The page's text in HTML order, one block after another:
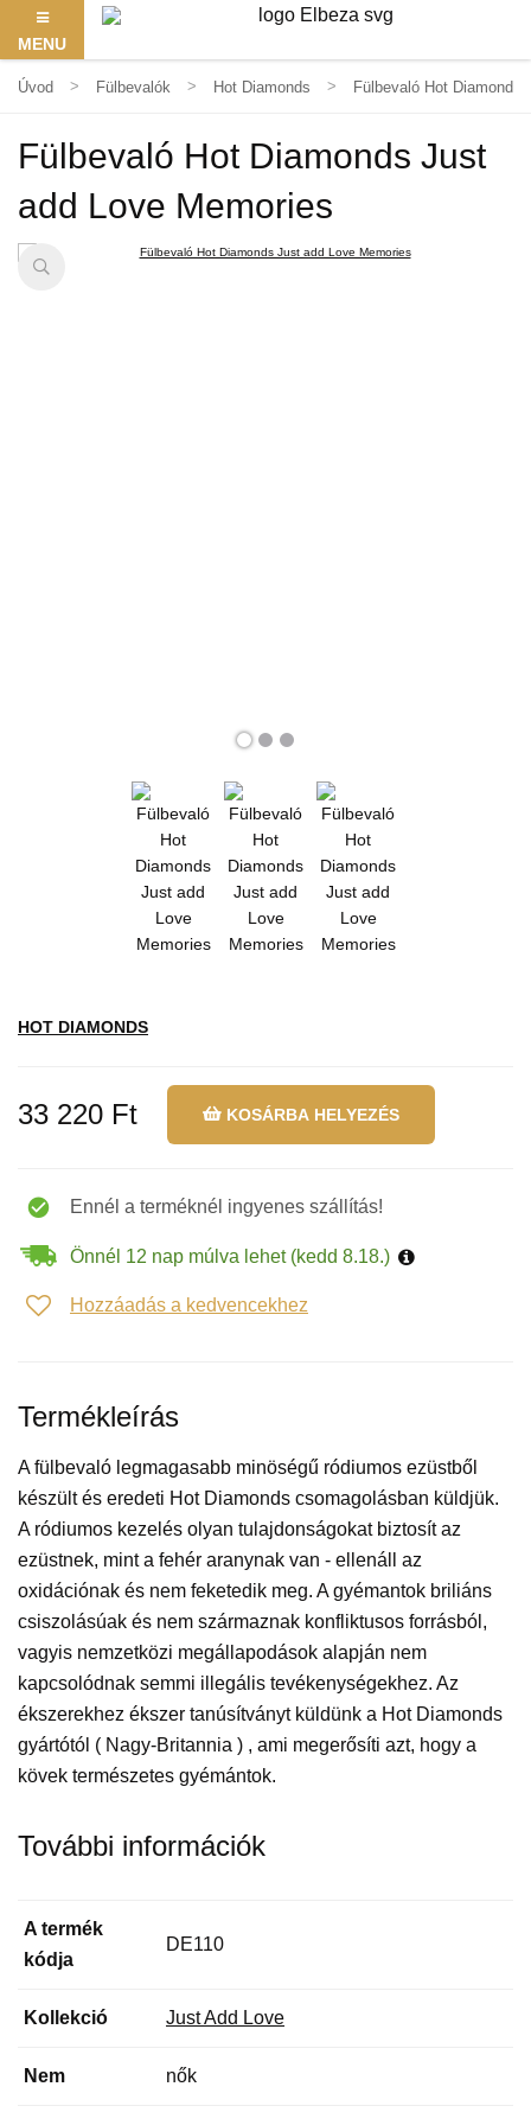
MENU
Úvod Fülbevalók Hot Diamonds Fülbevaló Hot Diamonds
Fülbevaló Hot Diamonds Just
add Love Memories
HOT DIAMONDS
33 220 Ft KOSÁRBA HELYEZÉS
Ennél a terméknél ingyenes szállítás!
Önnél 12 nap múlva lehet (kedd 8.18.)
Hozzáadás a kedvencekhez
Termékleírás
A fülbevaló legmagasabb minöségű ródiumos ezüstből
készült és eredeti Hot Diamonds csomagolásban küldjük.
A ródiumos kezelés olyan tulajdonságokat biztosít az
ezüstnek, mint a fehér aranynak van - ellenáll az
oxidációnak és nem feketedik meg. A gyémantok briliáns
csiszolásúak és nem származnak konfliktusos forrásból,
vagyis nemzetközi megállapodások alapján nem
kapcsolódnak semmi illegális tevékenységekhez. Az
ékszerekhez ékszer tanúsítványt küldünk a Hot Diamonds
gyártótól ( Nagy-Britannia ) , ami megerősíti azt, hogy a
kövek természetes gyémántok.
További információk
A termék
kódja
DE110
Kollekció Just Add Love
Nem nők